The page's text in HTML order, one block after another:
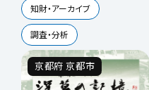
知財・アーカイブ
調査・分析
京都府 京都市